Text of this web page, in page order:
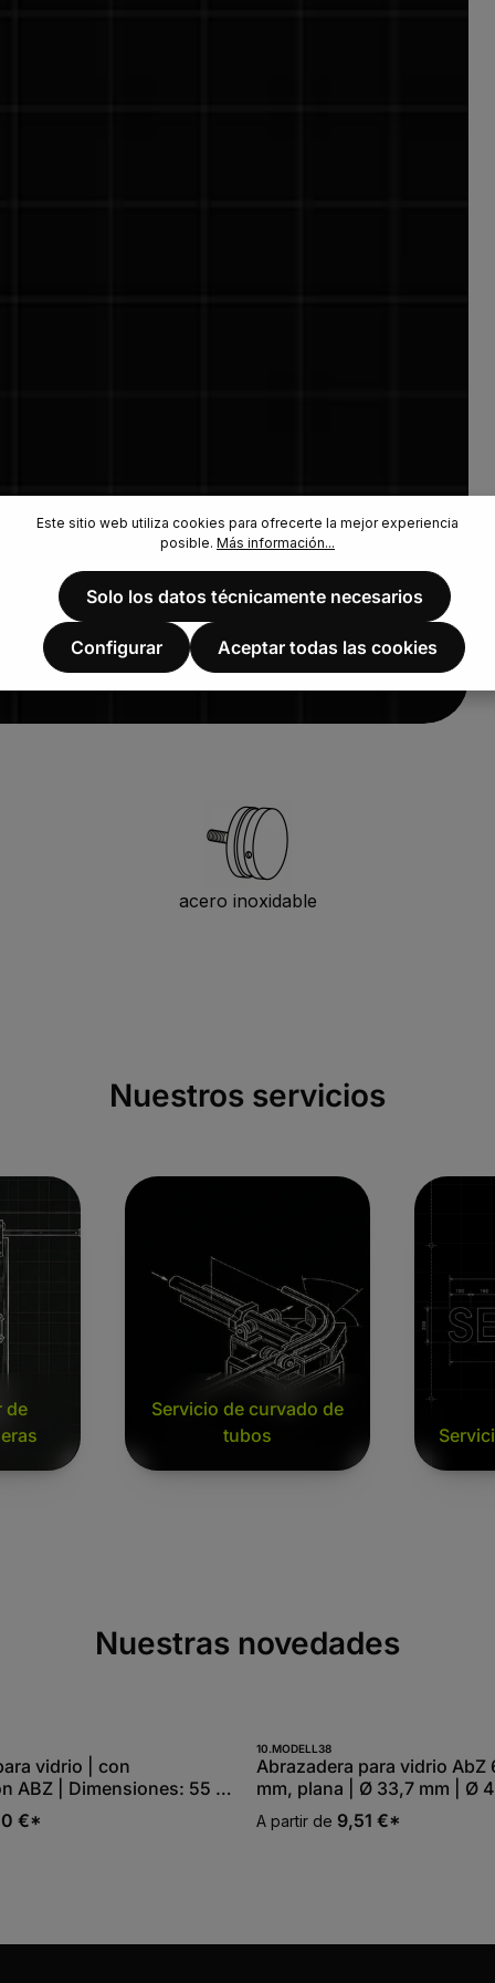
acero inoxidable
Nuestros servicios
correderas
de
Servicio de curvado de tubos
Servicio de curvado de
tubos
Servicios
Nuestras novedades
um die Anzahl zu
vidrio | con
ABZ | Dimensiones: 55 x
| diferentes conexiones |
V2A / V4A / zinc /
€*
10.MODELL38
Abrazadera para vidrio
mm, plana | Ø 33,7 mm | Ø
48,3 mm | 60,3 mm
A partir de 9,51 €*
Este sitio web utiliza cookies para ofrecerte la mejor experiencia
posible. Más información...
Solo los datos técnicamente necesarios
Configurar Aceptar todas las cookies